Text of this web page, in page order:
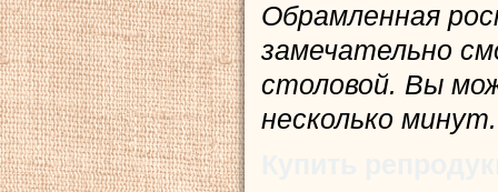
Обрамленная
замечательно
столовой. Вы
несколько минут.